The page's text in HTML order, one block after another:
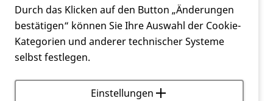
Was ist bei der Auswahl eines Rollstuhls zu
beachten?
Rollstühle sind nicht gleich Rollstühle und die
Huntington-Krankheitzeigt sich bei jedem
Menschen anders. Der Rollstuhl sollte immer zu den
Durch das Klicken auf den Button „Änderungen
bestätigen“ können Sie Ihre Auswahl der Cookie-
Kategorien und anderer technischer Systeme
selbst festlegen.
Einstellungen